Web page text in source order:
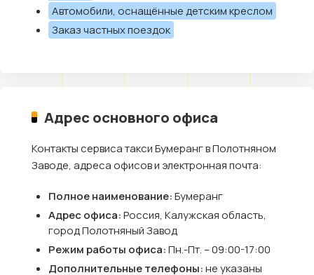
Автомобили, оснащённые детским креслом
Заказ частных поездок
Адрес основного офиса
Контакты сервиса такси Бумеранг в Полотняном
Заводе, адреса офисов и электронная почта:
Полное наименование:Бумеранг
Адрес офиса:Россия, Калужская область,
город Полотняный Завод
Режим работы офиса:Пн.-Пт. – 09:00-17:00
Дополнительные телефоны:не указаны